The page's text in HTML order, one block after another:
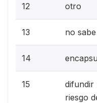
12 otro
13 no
14
15
difundir
riesgo